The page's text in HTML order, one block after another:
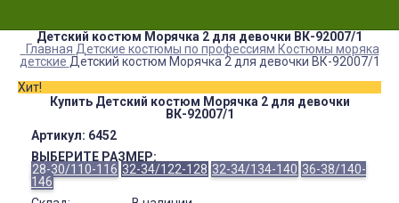
Детский костюм Морячка 2 для девочки ВК-92007/1
Главная Детские костюмы по профессиям Костюмы моряка
детские Детский костюм Морячка 2 для девочки ВК-92007/1
Хит!
Купить Детский костюм Морячка 2 для девочки
ВК-92007/1
Артикул: 6452
ВЫБЕРИТЕ РАЗМЕР:
28-30/110-116 32-34/122-128 32-34/134-140 36-38/140-
146